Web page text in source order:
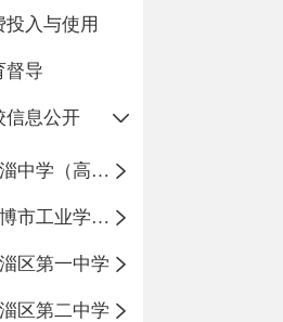
投入与使用
督导
信息公开
临淄中学（高中）
淄博市工业学校（中职学校）
区第一中学
区第二中学